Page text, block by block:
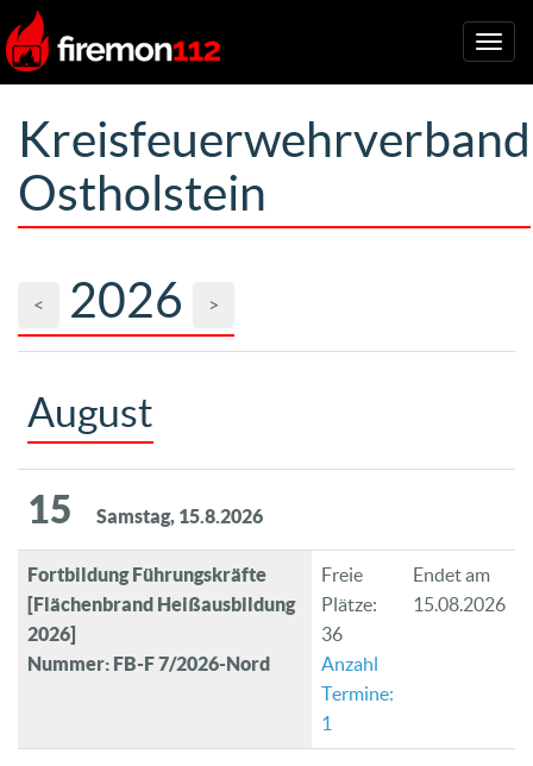
Kreisfeuerwehrverband
Ostholstein
< 2026 >
August
15 Samstag, 15.8.2026
Fortbildung Führungskräfte
[Flächenbrand Heißausbildung
2026]
Nummer: FB-F 7/2026-Nord
Freie
Plätze:
36
Anzahl
Termine:
1
Endet am
15.08.2026